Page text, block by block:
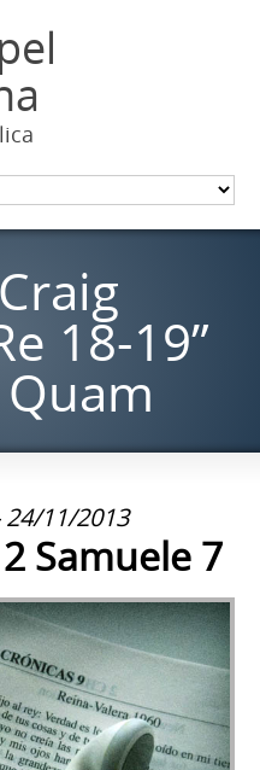
18-19”
11/2013
Samuele 7